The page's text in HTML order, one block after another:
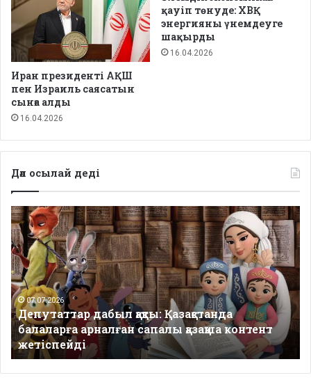
Иран президенті АҚШ
пен Израиль саясатын
сынға алды
16.04.2026
қауіп төнуде: ХВҚ
энергияны үнемдеуге
шақырды
16.04.2026
Дәл осылай деді
Депутаттар
дабыл
қақты:
Қазақстанда
балаларға
арналған
сапалы
қазақша
контент
жетіспейді
07.07.2026
Депутаттар дабыл қақты: Қазақстанда
балаларға арналған сапалы қазақша контент
жетіспейді